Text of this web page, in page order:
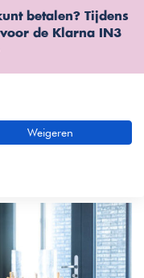
betalen? Tijdens
de Klarna IN3
| Mix &
om
te tonen en om u een
Weigeren